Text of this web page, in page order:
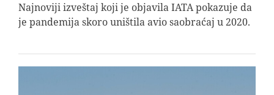
Najnoviji izveštaj koji je objavila IATA pokazuje da
je pandemija skoro uništila avio saobraćaj u 2020.